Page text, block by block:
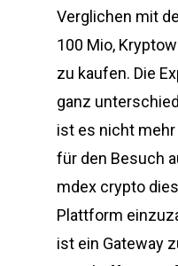
Verglichen mit
100 Mio,
zu kaufen. Die
ganz
ist es nicht mehr
für den Besuch
mdex crypto
Plattform
ist ein Gateway